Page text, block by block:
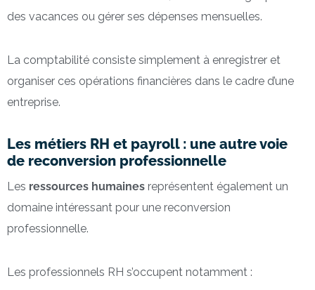
des vacances ou gérer ses dépenses mensuelles.
La comptabilité consiste simplement à enregistrer et
organiser ces opérations financières dans le cadre d’une
entreprise.
Les métiers RH et payroll : une autre voie
de reconversion professionnelle
Les ressources humaines représentent également un
domaine intéressant pour une reconversion
professionnelle.
Les professionnels RH s’occupent notamment :